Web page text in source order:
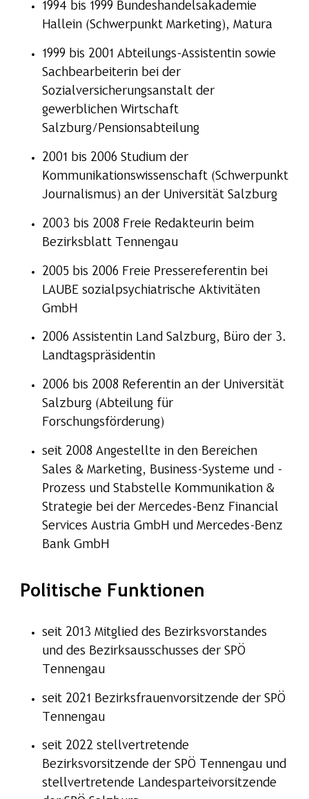
1994 bis 1999 Bundeshandelsakademie
Hallein (Schwerpunkt Marketing), Matura
1999 bis 2001 Abteilungs-Assistentin sowie
Sachbearbeiterin bei der
Sozialversicherungsanstalt der
gewerblichen Wirtschaft
Salzburg/Pensionsabteilung
2001 bis 2006 Studium der
Kommunikationswissenschaft (Schwerpunkt
Journalismus) an der Universität Salzburg
2003 bis 2008 Freie Redakteurin beim
Bezirksblatt Tennengau
2005 bis 2006 Freie Pressereferentin bei
LAUBE sozialpsychiatrische Aktivitäten
GmbH
2006 Assistentin Land Salzburg, Büro der 3.
Landtagspräsidentin
2006 bis 2008 Referentin an der Universität
Salzburg (Abteilung für
Forschungsförderung)
seit 2008 Angestellte in den Bereichen
Sales & Marketing, Business-Systeme und -
Prozess und Stabstelle Kommunikation &
Strategie bei der Mercedes-Benz Financial
Services Austria GmbH und Mercedes-Benz
Bank GmbH
Politische Funktionen
seit 2013 Mitglied des Bezirksvorstandes
und des Bezirksausschusses der SPÖ
Tennengau
seit 2021 Bezirksfrauenvorsitzende der SPÖ
Tennengau
seit 2022 stellvertretende
Bezirksvorsitzende der SPÖ Tennengau und
stellvertretende Landesparteivorsitzende